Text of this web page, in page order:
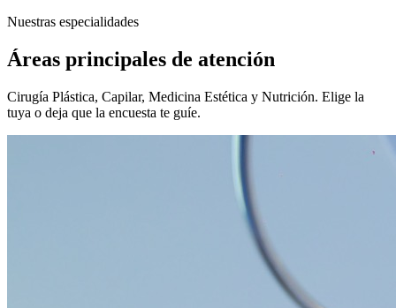
Nuestras especialidades
Áreas principales de atención
Cirugía Plástica, Capilar, Medicina Estética y Nutrición. Elige la
tuya o deja que la encuesta te guíe.